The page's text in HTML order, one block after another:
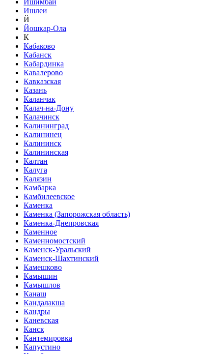
Ишимбай
Ишлеи
Й
Йошкар-Ола
К
Кабаково
Кабанск
Кабардинка
Кавалерово
Кавказская
Казань
Каланчак
Калач-на-Дону
Калачинск
Калининград
Калининец
Калининск
Калининская
Калтан
Калуга
Калязин
Камбарка
Камбилеевское
Каменка
Каменка (Запорожская область)
Каменка-Днепровская
Каменное
Каменномостский
Каменск-Уральский
Каменск-Шахтинский
Камешково
Камышин
Камышлов
Канаш
Кандалакша
Кандры
Каневская
Канск
Кантемировка
Капустино